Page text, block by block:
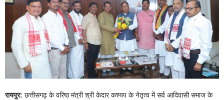
रायपुर: छत्तीसगढ़ के वरिष्ठ मंत्री श्री केदार कश्यप के नेतृत्व में सर्व आदिवासी समाज के